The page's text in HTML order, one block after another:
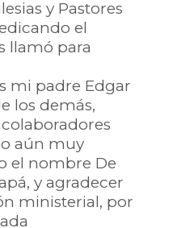
y Pastores
el
llamó para
mi padre Edgar
los demás,
aún muy
el nombre De
y agradecer
ministerial, por